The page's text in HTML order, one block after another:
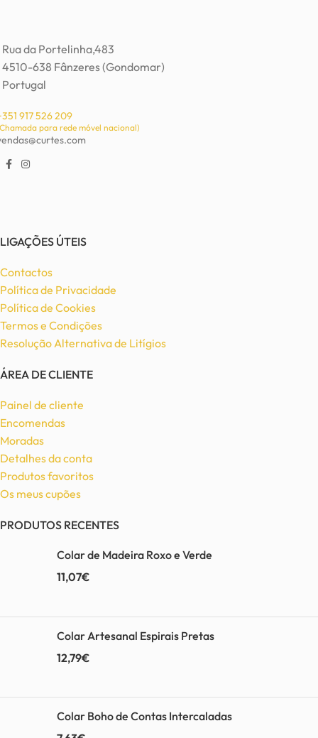
Rua da Portelinha,483
4510-638 Fânzeres (Gondomar)
Portugal
917 526 209
para rede móvel nacional)
LIGAÇÕES ÚTEIS
Contactos
Política de Privacidade
Política de Cookies
Termos e Condições
Resolução Alternativa de Litígios
ÁREA DE CLIENTE
Painel de cliente
Encomendas
Moradas
Detalhes da conta
Produtos favoritos
Os meus cupões
PRODUTOS RECENTES
Colar de Madeira Roxo e Verde
11,07€
Colar Artesanal Espirais Pretas
12,79€
Colar Boho de Contas Intercaladas